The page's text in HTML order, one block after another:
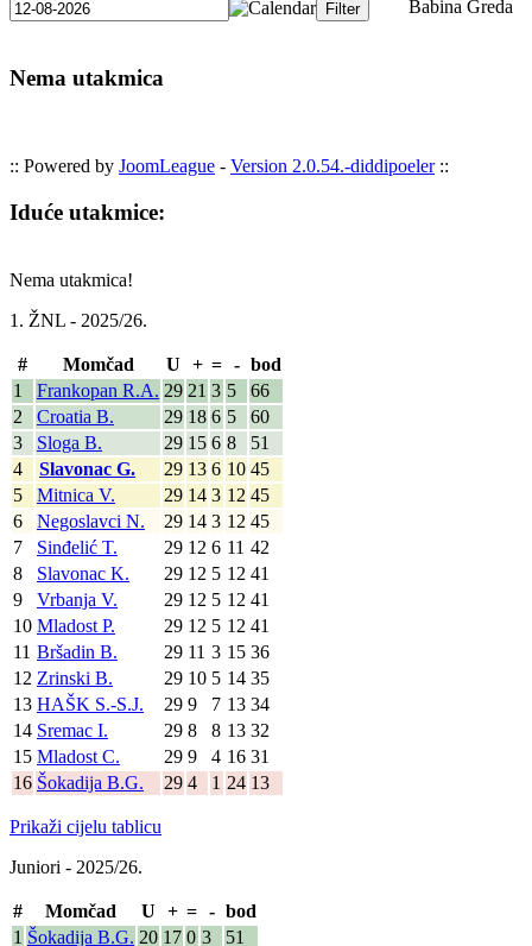
Nema utakmica
:: Powered by JoomLeague - Version 2.0.54.-diddipoeler::
Iduće utakmice:
Nema utakmica!
1. ŽNL - 2025/26.
# Momčad U + = - bod
1
Frankopan R.A. 29 21 3 5
66
2
Croatia B. 29 18 6 5
60
3
Sloga B. 29 15 6 8
51
4
Slavonac G. 29 13 6 10 45
5
Mitnica V. 29 14 3 12 45
6
Negoslavci N. 29 14 3 12 45
7
Sinđelić T. 29 12 6 11 42
8
Slavonac K. 29 12 5 12 41
9
Vrbanja V. 29 12 5 12 41
10 Mladost P. 29 12 5 12 41
11 Bršadin B. 29 11 3 15 36
12 Zrinski B. 29 10 5 14 35
13 HAŠK S.-S.J. 29 9 7 13 34
14 Sremac I. 29 8 8 13 32
15 Mladost C. 29 9 4 16 31
16 Šokadija B.G. 29 4 1 24 13
Prikaži cijelu tablicu
Juniori - 2025/26.
# Momčad U + = - bod
1 Šokadija B.G. 20 17 0 3
51